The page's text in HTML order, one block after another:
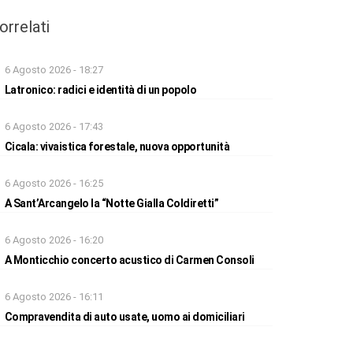
6 Agosto 2026 - 18:27
Latronico: radici e identità di un popolo
6 Agosto 2026 - 17:43
Cicala: vivaistica forestale, nuova opportunità
6 Agosto 2026 - 16:25
A Sant’Arcangelo la “Notte Gialla Coldiretti”
6 Agosto 2026 - 16:20
A Monticchio concerto acustico di Carmen Consoli
6 Agosto 2026 - 16:11
Compravendita di auto usate, uomo ai domiciliari